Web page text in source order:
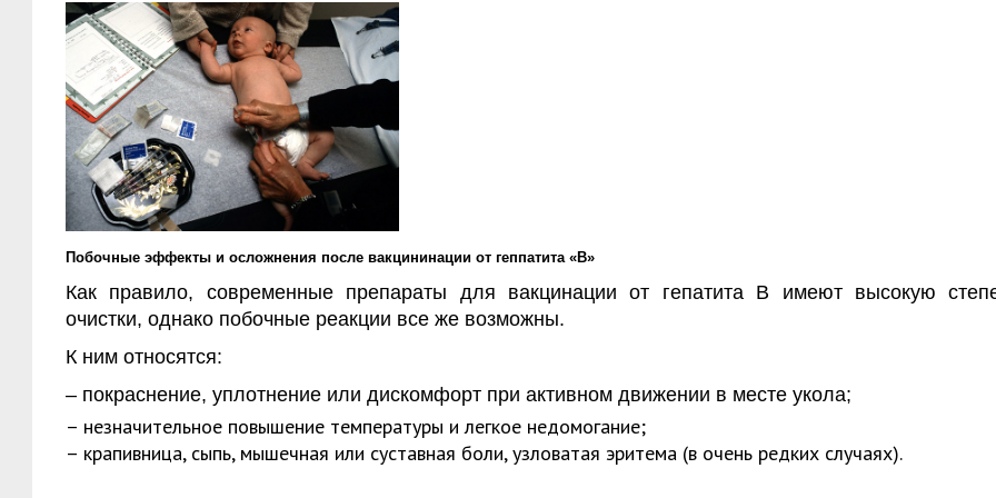
Побочные эффекты и осложнения после вакцининации от геппатита «В»
Как правило, современные препараты для вакцинации от гепатита В имеют высокую
очистки, однако побочные реакции все же возможны.
К ним относятся:
– покраснение, уплотнение или дискомфорт при активном движении в месте укола;
– незначительное повышение температуры и легкое недомогание;
– крапивница, сыпь, мышечная или суставная боли, узловатая эритема (в очень редких случаях).